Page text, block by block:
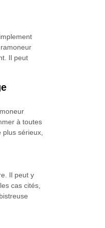
Il peut
à toutes
sérieux,
Il peut y
cas cités,